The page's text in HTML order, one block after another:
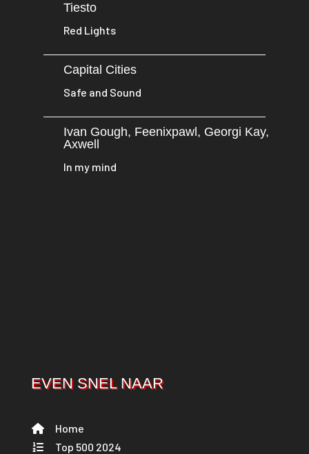
Tiesto
Red Lights
Capital Cities
Safe and Sound
Ivan Gough, Feenixpawl, Georgi Kay,
Axwell
In my mind
EVEN SNEL NAAR
Home
Top 500 2024